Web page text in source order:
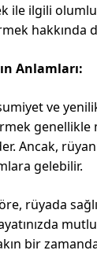
ile ilgili
hakkında
Anlamları:
ve
Ancak,
gelebilir.
rüyada
bir